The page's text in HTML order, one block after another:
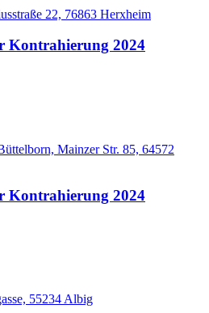
22, 76863 Herxheim
Kontrahierung 2024
Mainzer Str. 85, 64572
Kontrahierung 2024
55234 Albig